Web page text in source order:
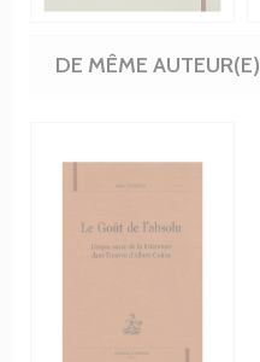
DE MÊME AUTEUR(E)